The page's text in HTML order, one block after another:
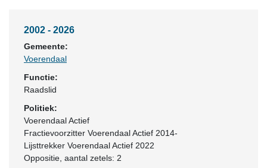
2002 - 2026
Gemeente:
Voerendaal
Functie:
Raadslid
Politiek:
Voerendaal Actief
Fractievoorzitter Voerendaal Actief 2014-
Lijsttrekker Voerendaal Actief 2022
Oppositie , aantal zetels: 2